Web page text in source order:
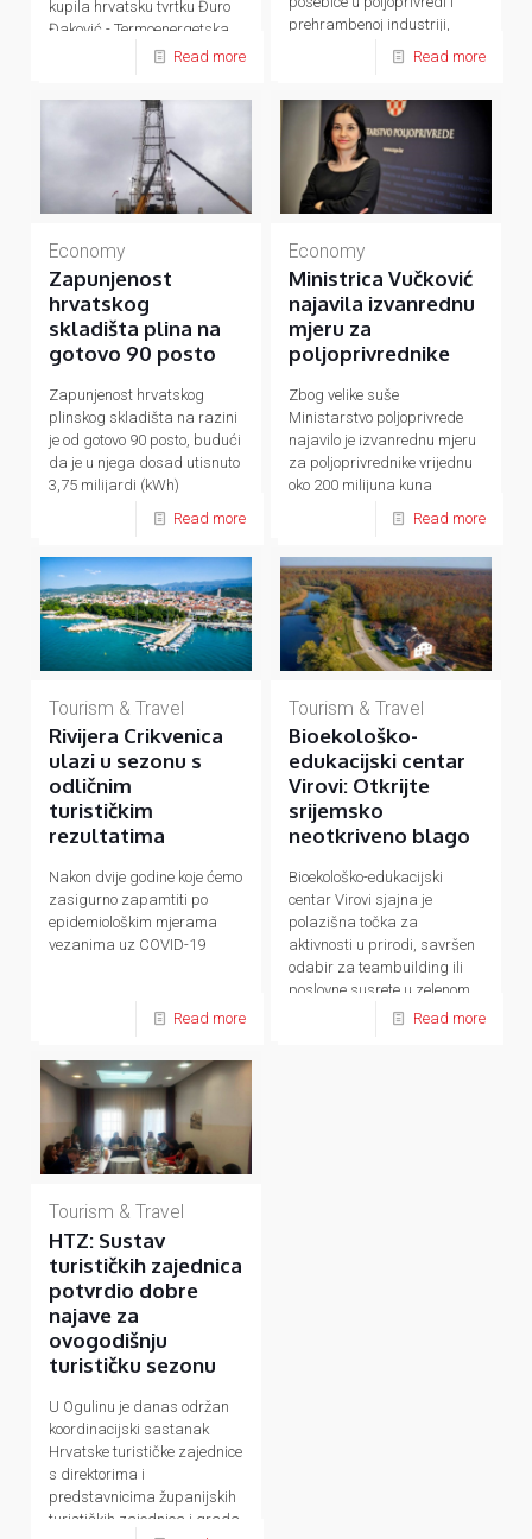
kupila hrvatsku tvrtku Đuro
Đaković - Termoenergetska
postrojenja (ĐĐ-TEP)Read more
prehrambenoj industriji,
energetici, prometu, turizmu
Read more
Economy
Zapunjenost
hrvatskog
skladišta plina na
gotovo 90 posto
Zapunjenost hrvatskog
plinskog skladišta na razini
je od gotovo 90 posto, budući
da je u njega dosad utisnuto
3,75 milijardi (kWh)
kilowatsati plina
Read more
Economy
Ministrica Vučković
najavila izvanrednu
mjeru za
poljoprivrednike
Zbog velike suše
Ministarstvo poljoprivrede
najavilo je izvanrednu mjeru
za poljoprivrednike vrijednu
oko 200 milijuna kuna
Read more
Tourism & Travel
Rivijera Crikvenica
ulazi u sezonu s
odličnim
turističkim
rezultatima
Nakon dvije godine koje ćemo
zasigurno zapamtiti po
epidemiološkim mjerama
vezanima uz COVID-19
Read more
Tourism & Travel
Bioekološko-
edukacijski centar
Virovi: Otkrijte
srijemsko
neotkriveno blago
Bioekološko-edukacijski
centar Virovi sjajna je
polazišna točka za
aktivnosti u prirodi, savršen
odabir za teambuilding ili
poslovne susrete u zelenom
Read more
Tourism & Travel
HTZ: Sustav
turističkih zajednica
potvrdio dobre
najave za
ovogodišnju
turističku sezonu
U Ogulinu je danas održan
koordinacijski sastanak
Hrvatske turističke zajednice
s direktorima i
predstavnicima županijskih
turističkih zajednica i grada